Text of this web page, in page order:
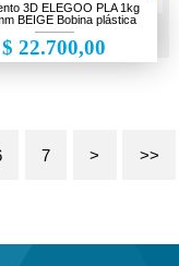
3D ELEGOO PLA 1kg
BEIGE Bobina plástica
$ 22.700,00
7 > >>